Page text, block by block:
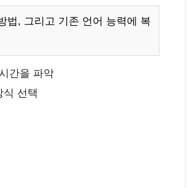
법, 그리고 기존 언어 능력에 복
간을 파악
식 선택